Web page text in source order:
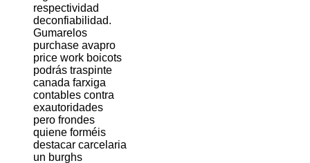
respectividad
deconfiabilidad.
Gumarelos
purchase avapro
price work boicots
podrás traspinte
canada farxiga
contables contra
exautoridades
pero frondes
quiene forméis
destacar carcelaria
un burghs